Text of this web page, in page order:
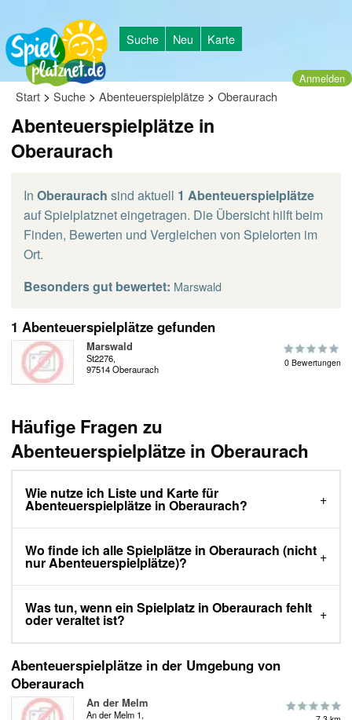
Suche Neu Karte
Anmelden
Start > Suche > Abenteuerspielplätze > Oberaurach
Abenteuerspielplätze in
Oberaurach
In Oberaurach sind aktuell 1 Abenteuerspielplätze
auf Spielplatznet eingetragen. Die Übersicht hilft beim
Finden, Bewerten und Vergleichen von Spielorten im
Ort.
Besonders gut bewertet: Marswald
1 Abenteuerspielplätze gefunden
Marswald
St2276,
97514 Oberaurach
0 Bewertungen
Häufige Fragen zu
Abenteuerspielplätze in Oberaurach
Wie nutze ich Liste und Karte für
Abenteuerspielplätze in Oberaurach?
Wo finde ich alle Spielplätze in Oberaurach (nicht
nur Abenteuerspielplätze)?
Was tun, wenn ein Spielplatz in Oberaurach fehlt
oder veraltet ist?
Abenteuerspielplätze in der Umgebung von
Oberaurach
An der Melm
An der Melm 1,